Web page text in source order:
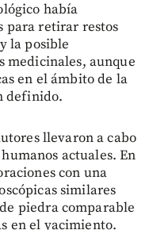
había
para retirar restos
la posible
medicinales, aunque
en el ámbito de la
definido.
llevaron a cabo
actuales. En
con una
similares
piedra comparable
en el yacimiento.